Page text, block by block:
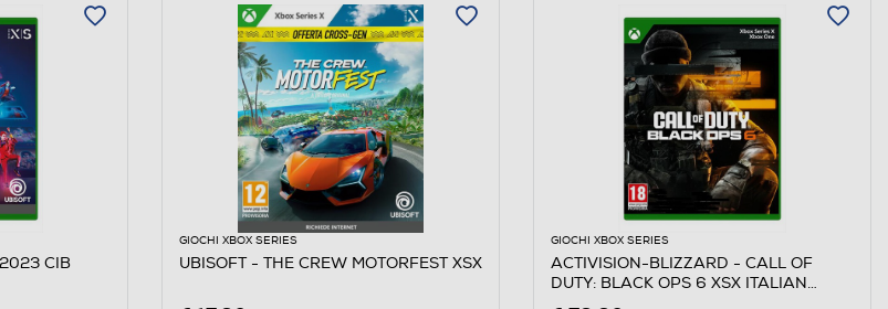
CIB
GIOCHI XBOX SERIES
UBISOFT - THE CREW MOTORFEST XSX
GIOCHI XBOX SERIES
ACTIVISION-BLIZZARD - CALL OF
DUTY: BLACK OPS 6 XSX ITALIAN